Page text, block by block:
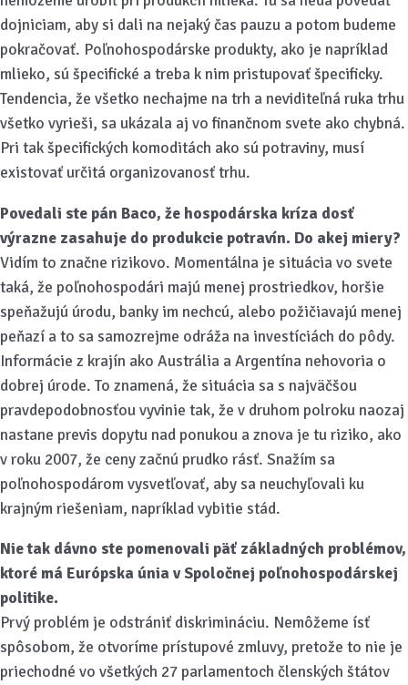
dojniciam, aby si dali na nejaký čas pauzu a potom budeme
pokračovať. Poľnohospodárske produkty, ako je napríklad
mlieko, sú špecifické a treba k nim pristupovať špecificky.
Tendencia, že všetko nechajme na trh a neviditeľná ruka trhu
všetko vyrieši, sa ukázala aj vo finančnom svete ako chybná.
Pri tak špecifických komoditách ako sú potraviny, musí
existovať určitá organizovanosť trhu.
Povedali ste pán Baco, že hospodárska kríza dosť
výrazne zasahuje do produkcie potravín. Do akej miery?
Vidím to značne rizikovo. Momentálna je situácia vo svete
taká, že poľnohospodári majú menej prostriedkov, horšie
speňažujú úrodu, banky im nechcú, alebo požičiavajú menej
peňazí a to sa samozrejme odráža na investíciách do pôdy.
Informácie z krajín ako Austrália a Argentína nehovoria o
dobrej úrode. To znamená, že situácia sa s najväčšou
pravdepodobnosťou vyvinie tak, že v druhom polroku naozaj
nastane previs dopytu nad ponukou a znova je tu riziko, ako
v roku 2007, že ceny začnú prudko rásť. Snažím sa
poľnohospodárom vysvetľovať, aby sa neuchyľovali ku
krajným riešeniam, napríklad vybitie stád.
Nie tak dávno ste pomenovali päť základných problémov,
ktoré má Európska únia v Spoločnej poľnohospodárskej
politike.
Prvý problém je odstrániť diskrimináciu. Nemôžeme ísť
spôsobom, že otvoríme prístupové zmluvy, pretože to nie je
priechodné vo všetkých 27 parlamentoch členských štátov